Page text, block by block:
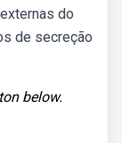
do
de secreção
below.